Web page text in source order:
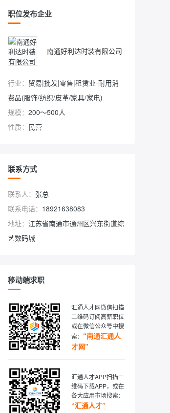
职位发布企业
南通好利达时装有限公司
行业： 贸易|批发|零售|租赁业-耐用消
费品(服饰/纺织/皮革/家具/家电)
规模： 200～500人
性质： 民营
联系方式
联系人： 张总
联系电话： 18921638083
地址： 江苏省南通市通州区兴东街道综
艺数码城
移动端求职
汇通人才网微信扫描
二维码订阅高薪职位
或在微信公众号中搜
索： “南通汇通人
才网”
汇通人才APP扫描二
维码下载APP，或在
各大应用市场搜索：
“汇通人才”